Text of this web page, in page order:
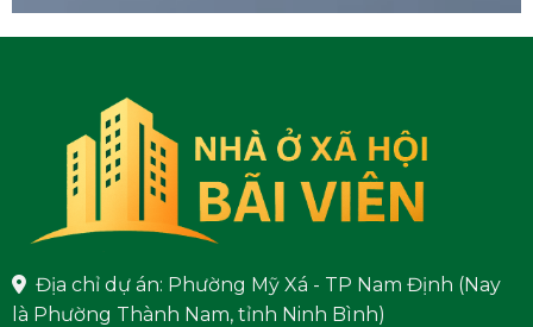
Địa chỉ dự án: Phường Mỹ Xá - TP Nam Định (Nay
là Phường Thành Nam, tỉnh Ninh Bình)